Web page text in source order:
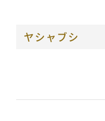
ヤシャブシ